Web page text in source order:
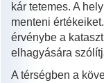
kár tetemes. A
menteni
érvénybe a
elhagyására
A térségben a